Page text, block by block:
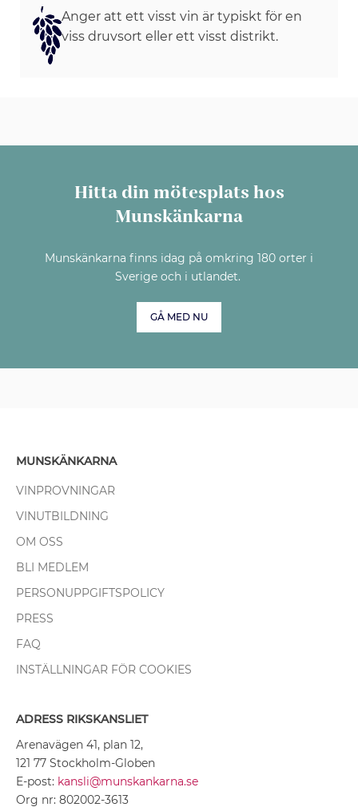
Anger att ett visst vin är typiskt för en
viss druvsort eller ett visst distrikt.
Hitta din mötesplats hos
Munskänkarna
Munskänkarna finns idag på omkring 180 orter i
Sverige och i utlandet.
GÅ MED NU
MUNSKÄNKARNA
VINPROVNINGAR
VINUTBILDNING
OM OSS
BLI MEDLEM
PERSONUPPGIFTSPOLICY
PRESS
FAQ
INSTÄLLNINGAR FÖR COOKIES
ADRESS RIKSKANSLIET
Arenavägen 41, plan 12,
121 77 Stockholm-Globen
E-post: kansli@munskankarna.se
Org nr: 802002-3613